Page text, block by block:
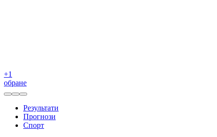
+1
обране
Результати
Прогнози
Спорт